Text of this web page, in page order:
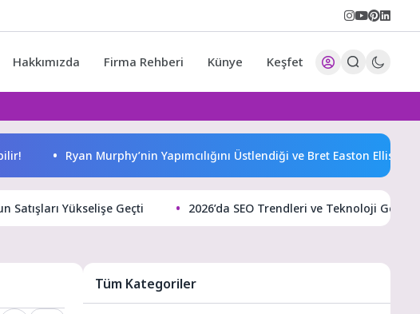
Hakkımızda Firma Rehberi Künye Keşfet
Ryan Murphy’nin Yapımcılığını Üstlendiği ve Bret Easton Ellis’ın
Satışları Yükselişe Geçti 2026’da SEO Trendleri ve Teknoloji
Tüm Kategoriler